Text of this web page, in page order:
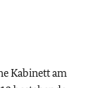
Kabinett am